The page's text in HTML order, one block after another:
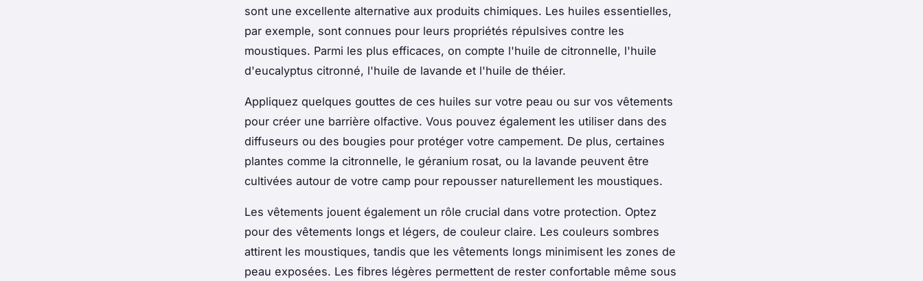
sont une excellente alternative aux produits chimiques. Les huiles essentielles,
par exemple, sont connues pour leurs propriétés répulsives contre les
moustiques. Parmi les plus efficaces, on compte l'huile de citronnelle, l'huile
d'eucalyptus citronné, l'huile de lavande et l'huile de théier.
Appliquez quelques gouttes de ces huiles sur votre peau ou sur vos vêtements
pour créer une barrière olfactive. Vous pouvez également les utiliser dans des
diffuseurs ou des bougies pour protéger votre campement. De plus, certaines
plantes comme la citronnelle, le géranium rosat, ou la lavande peuvent être
cultivées autour de votre camp pour repousser naturellement les moustiques.
Les vêtements jouent également un rôle crucial dans votre protection. Optez
pour des vêtements longs et légers, de couleur claire. Les couleurs sombres
attirent les moustiques, tandis que les vêtements longs minimisent les zones de
peau exposées. Les fibres légères permettent de rester confortable même sous